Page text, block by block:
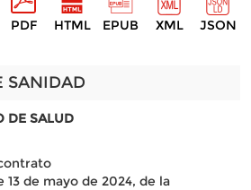
PDF HTML EPUB XML JSON
SANIDAD
DE SALUD
13 de mayo de 2024, de la